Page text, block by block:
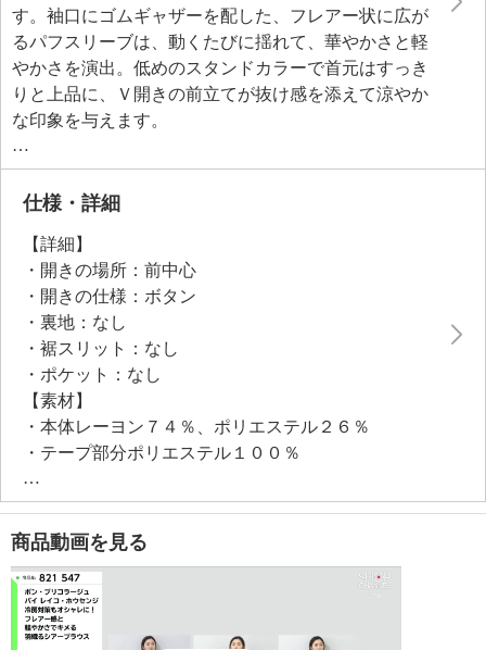
す。袖口にゴムギャザーを配した、フレアー状に広が
るパフスリーブは、動くたびに揺れて、華やかさと軽
やかさを演出。低めのスタンドカラーで首元はすっき
りと上品に、Ｖ開きの前立てが抜け感を添えて涼やか
な印象を与えます。
襟元のテープは垂らしたりリボン結びにしたりと、ア
レンジ次第で表情を変えられるのも魅力です。裾や袖
口を重さを感じさせない仕様にすることで、全体の軽
しゃれを格上げしてくれる一枚です。
●普段と同じサイズをおすすめ
仕様・詳細
【詳細】
・開きの場所：前中心
・開きの仕様：ボタン
・裏地：なし
・裾スリット：なし
・ポケット：なし
【素材】
・本体レーヨン７４％、ポリエステル２６％
・テープ部分ポリエステル１００％
【メンテナンス（絵表示ラベル）】
・手洗い：可
・漂白処理：塩素系・酸素系漂白不可
・タンブル乾燥：不可
・自然乾燥：日陰の吊り干し
・アイロン仕上げ：可（中温）
・ドライクリーニング：石油系ドライクリーニング可
商品動画を見る